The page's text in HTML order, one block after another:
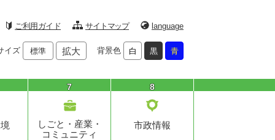
ご利用ガイド サイトマップ language
イズ 標準 拡大 背景色 白 黒 青
7
しごと・産業・
コミュニティ
8
市政情報